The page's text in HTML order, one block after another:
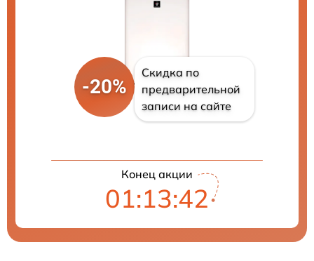
-20%
Скидка по
предварительной
записи на сайте
Конец акции
01:13:41